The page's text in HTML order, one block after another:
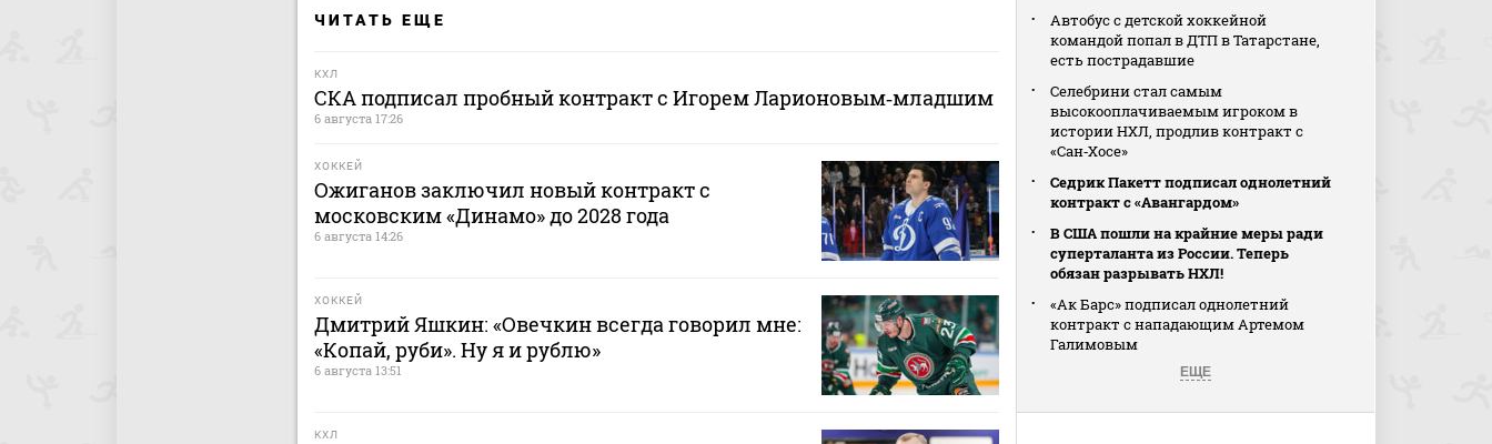
ЧИТАТЬ ЕЩЕ
КХЛ
СКА подписал пробный контракт с Игорем Ларионовым‑младшим
6 августа 17:26
ХОККЕЙ
Ожиганов заключил новый контракт с
московским «Динамо» до 2028 года
6 августа 14:26
ХОККЕЙ
Дмитрий Яшкин: «Овечкин всегда говорил мне:
«Копай, руби». Ну я и рублю»
6 августа 13:51
КХЛ
Автобус с детской хоккейной
командой попал в ДТП в Татарстане,
есть пострадавшие
Селебрини стал самым
высокооплачиваемым игроком в
истории НХЛ, продлив контракт с
«Сан‑Хосе»
Седрик Пакетт подписал однолетний
контракт с «Авангардом»
В США пошли на крайние меры ради
суперталанта из России. Теперь
обязан разрывать НХЛ!
«Ак Барс» подписал однолетний
контракт с нападающим Артемом
Галимовым
ЕЩЕ